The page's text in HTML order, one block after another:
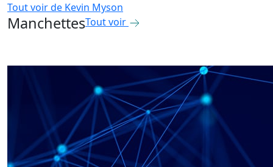
Tout voir de Kevin Myson
ManchettesTout voir